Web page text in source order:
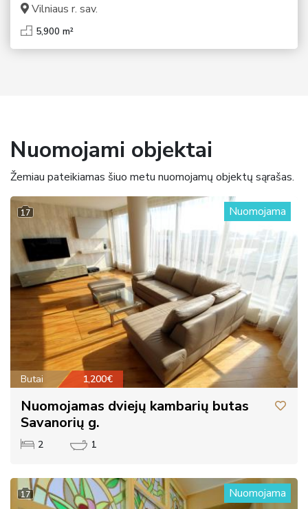
Vilniaus r. sav.
5,900 m²
Nuomojami objektai
Žemiau pateikiamas šiuo metu nuomojamų objektų sąrašas.
17 Nuomojama
Butai 1,200€
Nuomojamas dviejų kambarių butas
Savanorių g.
2 1
17 Nuomojama